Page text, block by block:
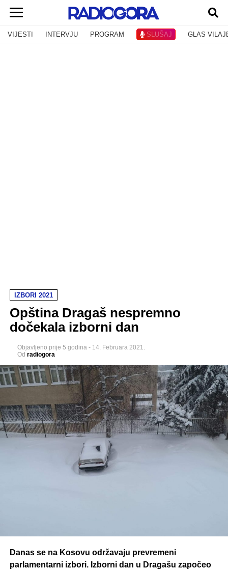
VIJESTI INTERVJU PROGRAM SLUŠAJ GLAS
IZBORI 2021
Opština Dragaš nespremno
dočekala izborni dan
Objavljeno prije 5 godina - 14. Februara 2021.
Od radiogora
Danas se na Kosovu održavaju prevremeni
parlamentarni izbori. Izborni dan u Dragašu započeo